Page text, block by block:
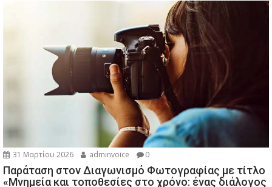
31 Μαρτίου 2026 adminvoice 0
Παράταση στον Διαγωνισμό Φωτογραφίας με τίτλο
«Μνημεία και τοποθεσίες στο χρόνο: ένας διάλογος